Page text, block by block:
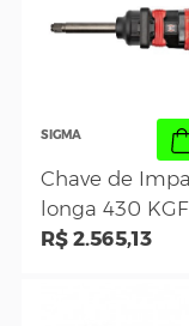
Ordem
SIGMA